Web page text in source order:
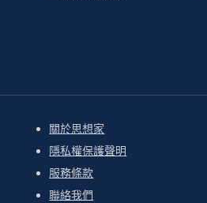
關於思想家
隱私權保護聲明
服務條款
聯絡我們